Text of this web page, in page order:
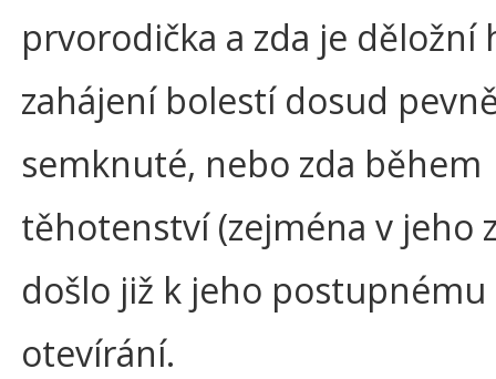
prvorodička a zda je děložní
zahájení bolestí dosud
semknuté, nebo zda během
těhotenství (zejména v jeho
došlo již k jeho postupnému
otevírání.